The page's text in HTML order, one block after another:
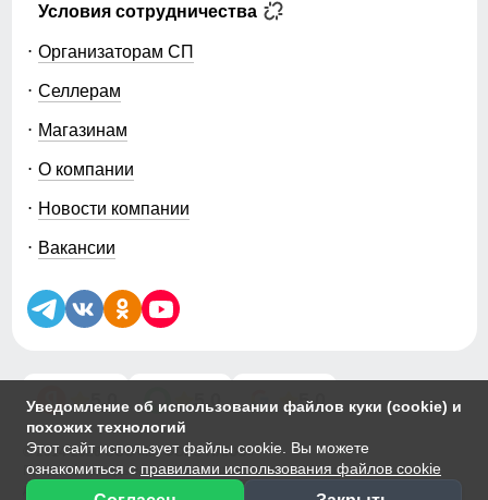
Уведомление об использовании файлов куки (cookie) и
похожих технологий
Этот сайт использует файлы cookie. Вы можете
ознакомиться с правилами использования файлов cookie
Условия сотрудничества
Организаторам СП
Селлерам
Магазинам
О компании
Новости компании
Вакансии
5.0 5.0 5.0
© 2014-2026 ООО «МТФОРС ПЛЮС»
Продажа одежды мелким и крупным оптом в Москве, ул. Чагинская,
д.3Б, стр.1